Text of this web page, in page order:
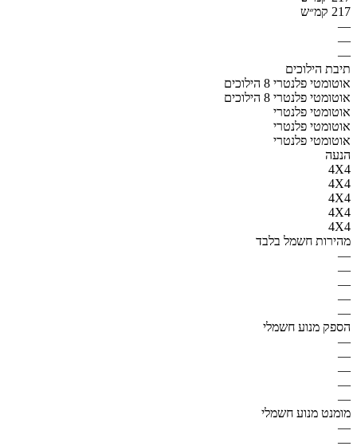
217 קמ״ש
—
—
—
תיבת הילוכים
אוטומטי פלנטרי 8 הילוכים
אוטומטי פלנטרי 8 הילוכים
אוטומטי פלנטרי
אוטומטי פלנטרי
אוטומטי פלנטרי
הנעה
4X4
4X4
4X4
4X4
4X4
מהירות חשמל בלבד
—
—
—
—
—
הספק מנוע חשמלי
—
—
—
—
—
מומנט מנוע חשמלי
—
—